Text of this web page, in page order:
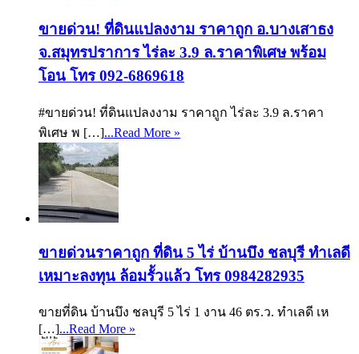
ขายด่วน! ที่ดินแปลงงาม ราคาถูก อ.บางเสาธง
จ.สมุทรปราการ ไร่ละ 3.9 ล.ราคาพิเศษ พร้อม
โอน โทร 092-6869618
#ขายด่วน! ที่ดินแปลงงาม ราคาถูก ไร่ละ 3.9 ล.ราคา
พิเศษ พ […]...Read More »
ขายด่วนราคาถูก ที่ดิน 5 ไร่ บ้านบึง ชลบุรี ทำเลดี
เหมาะลงทุน ล้อมรั้วแล้ว โทร 0984282935
ขายที่ดิน บ้านบึง ชลบุรี 5 ไร่ 1 งาน 46 ตร.ว. ทำเลดี เห
[…]...Read More »